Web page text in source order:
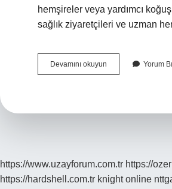
hemşireler veya yardımcı
sağlık ziyaretçileri ve uzman
Devamını okuyun
Mezunu
Yorum
https://www.uzayforum.com.tr https://
https://hardshell.com.tr knight online